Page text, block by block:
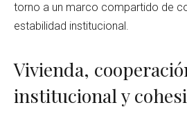
torno a un marco compartido de
estabilidad institucional.
Vivienda,
institucional y